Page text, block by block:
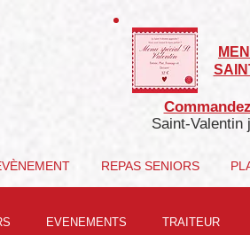
Commandez
Saint-Valentin j
REPAS SENIORS
EVENEMENTS TRAITEUR